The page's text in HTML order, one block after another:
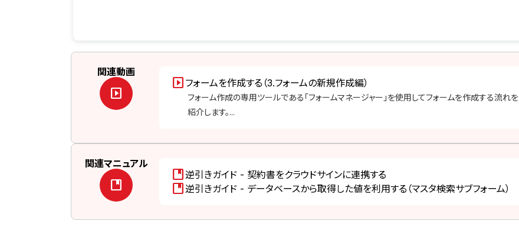
関連動画
slideshow
slideshow フォームを作成する（3.フォームの新規作成編）
フォーム作成の専用ツールである「フォームマネージャー」を使用してフォームを作成する流れを
紹介します。...
関連マニュアル
developer_guide
developer_guide逆引きガイド - 契約書をクラウドサインに連携する
developer_guide逆引きガイド - データベースから取得した値を利用する（マスタ検索サブフォーム）